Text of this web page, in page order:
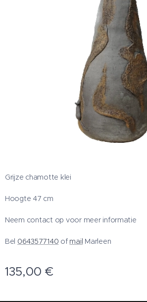
Grijze chamotte klei
Hoogte 47 cm
Neem contact op voor meer informatie
Bel 0643577140 of mail Marleen
135,00 €